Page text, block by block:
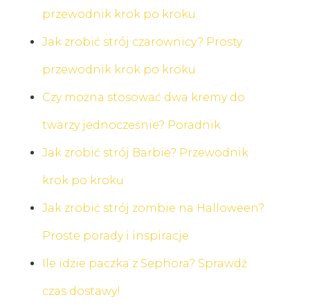
przewodnik krok po kroku
Jak zrobić strój czarownicy? Prosty
przewodnik krok po kroku
Czy można stosować dwa kremy do
twarzy jednocześnie? Poradnik
Jak zrobić strój Barbie? Przewodnik
krok po kroku
Jak zrobić strój zombie na Halloween?
Proste porady i inspiracje
Ile idzie paczka z Sephora? Sprawdź
czas dostawy!